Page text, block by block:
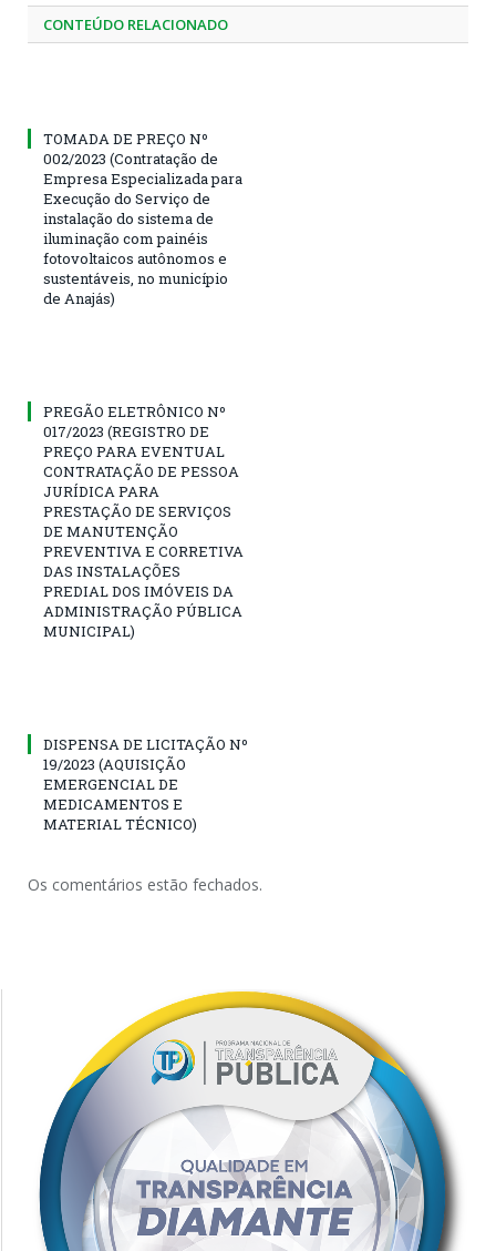
CONTEÚDO RELACIONADO
TOMADA DE PREÇO Nº
002/2023 (Contratação de
Empresa Especializada para
Execução do Serviço de
instalação do sistema de
iluminação com painéis
fotovoltaicos autônomos e
sustentáveis, no município
de Anajás)
PREGÃO ELETRÔNICO Nº
017/2023 (REGISTRO DE
PREÇO PARA EVENTUAL
CONTRATAÇÃO DE PESSOA
JURÍDICA PARA
PRESTAÇÃO DE SERVIÇOS
DE MANUTENÇÃO
PREVENTIVA E CORRETIVA
DAS INSTALAÇÕES
PREDIAL DOS IMÓVEIS DA
ADMINISTRAÇÃO PÚBLICA
MUNICIPAL)
DISPENSA DE LICITAÇÃO Nº
19/2023 (AQUISIÇÃO
EMERGENCIAL DE
MEDICAMENTOS E
MATERIAL TÉCNICO)
Os comentários estão fechados.